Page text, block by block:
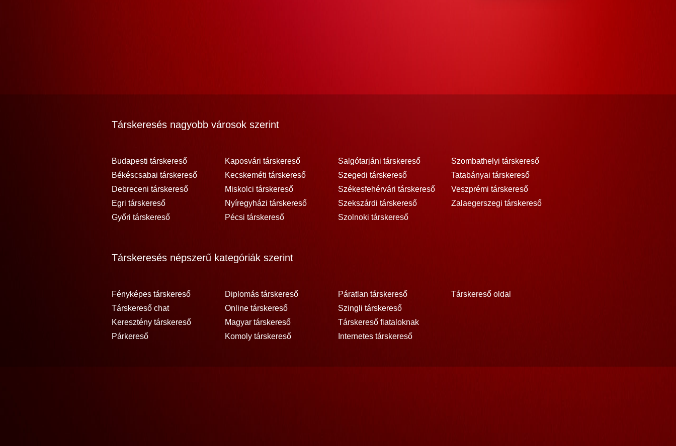
Társkeresés nagyobb városok szerint
Budapesti társkereső
Békéscsabai társkereső
Debreceni társkereső
Egri társkereső
Győri társkereső
Kaposvári társkereső
Kecskeméti társkereső
Miskolci társkereső
Nyíregyházi társkereső
Pécsi társkereső
Salgótarjáni társkereső
Szegedi társkereső
Székesfehérvári társkereső
Szekszárdi társkereső
Szolnoki társkereső
Szombathelyi társkereső
Tatabányai társkereső
Veszprémi társkereső
Zalaegerszegi társkereső
Társkeresés népszerű kategóriák szerint
Fényképes társkereső
Társkereső chat
Keresztény társkereső
Párkereső
Diplomás társkereső
Online társkereső
Magyar társkereső
Komoly társkereső
Páratlan társkereső
Szingli társkereső
Társkereső fiataloknak
Internetes társkereső
Társkereső oldal